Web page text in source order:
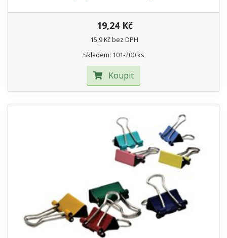
19,24 Kč
15,9 Kč bez DPH
Skladem: 101-200 ks
Koupit